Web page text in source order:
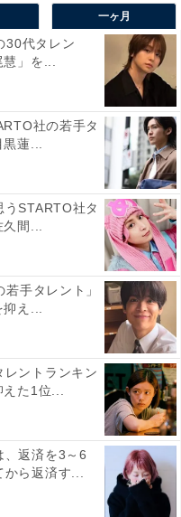
ています。
さと、インパクトのあ
めそうだから」（30代
に乗って都会と田舎
海道）、「高級感があ
長野県）などのコメン
ランキング結果を見る
一ヶ月
30代タレン
」を...
社の若手タ
蓮...
うSTARTO社タ
間...
手タレント」
え...
レントランキン
た1位...
、返済を3～6
ら返済す...